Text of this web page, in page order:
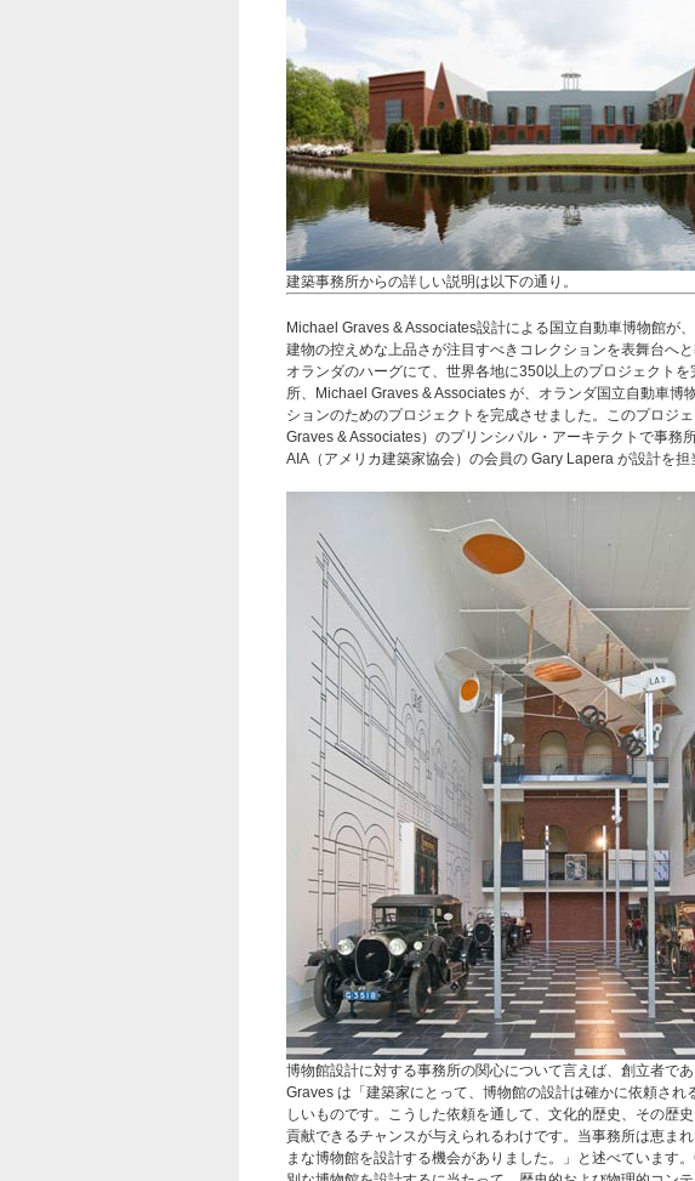
建築事務所からの詳しい説明は以下の通り。
Michael Graves & Associates設計による国立自動車博物館が、
建物の控えめな上品さが注目すべきコレクションを表舞台へと
オランダのハーグにて、世界各地に350以上のプロジェクト
所、Michael Graves & Associates が、オランダ国立自動車博
ションのためのプロジェクトを完成させました。このプロジ
Graves & Associates）のプリンシパル・アーキテクトで事務
AIA（アメリカ建築家協会）の会員の Gary Lapera が設計を担
博物館設計に対する事務所の関心について言えば、創立者で
Graves は「建築家にとって、博物館の設計は確かに依頼され
しいものです。こうした依頼を通して、文化的歴史、その歴
貢献できるチャンスが与えられるわけです。当事務所は恵ま
まな博物館を設計する機会がありました。」と述べています